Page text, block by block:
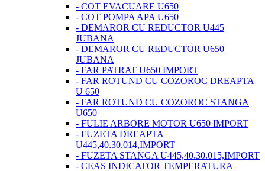
- COT EVACUARE U650
- COT POMPA APA U650
- DEMAROR CU REDUCTOR U445
JUBANA
- DEMAROR CU REDUCTOR U650
JUBANA
- FAR PATRAT U650 IMPORT
- FAR ROTUND CU COZOROC DREAPTA
U 650
- FAR ROTUND CU COZOROC STANGA
U650
- FULIE ARBORE MOTOR U650 IMPORT
- FUZETA DREAPTA
U445,40.30.014,IMPORT
- FUZETA STANGA U445,40.30.015,IMPORT
- CEAS INDICATOR TEMPERATURA